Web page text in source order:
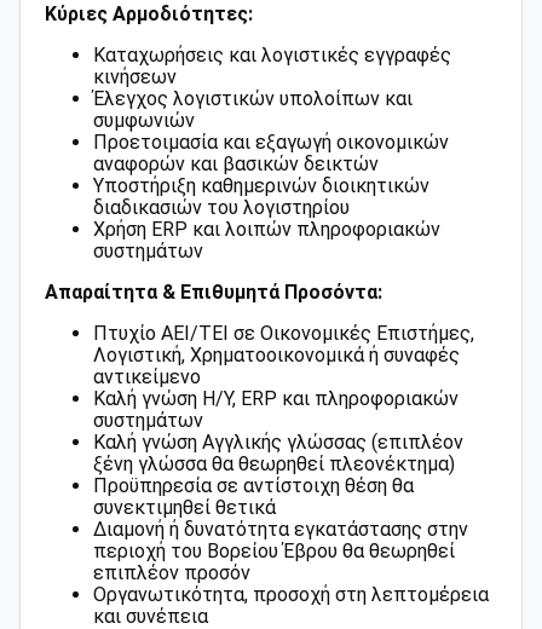
Κύριες Αρμοδιότητες:
Καταχωρήσεις και λογιστικές εγγραφές
κινήσεων
Έλεγχος λογιστικών υπολοίπων και
συμφωνιών
Προετοιμασία και εξαγωγή οικονομικών
αναφορών και βασικών δεικτών
Υποστήριξη καθημερινών διοικητικών
διαδικασιών του λογιστηρίου
Χρήση ERP και λοιπών πληροφοριακών
συστημάτων
Απαραίτητα & Επιθυμητά Προσόντα:
Πτυχίο ΑΕΙ/ΤΕΙ σε Οικονομικές Επιστήμες,
Λογιστική, Χρηματοοικονομικά ή συναφές
αντικείμενο
Καλή γνώση Η/Υ, ERP και πληροφοριακών
συστημάτων
Καλή γνώση Αγγλικής γλώσσας (επιπλέον
ξένη γλώσσα θα θεωρηθεί πλεονέκτημα)
Προϋπηρεσία σε αντίστοιχη θέση θα
συνεκτιμηθεί θετικά
Διαμονή ή δυνατότητα εγκατάστασης στην
περιοχή του Βορείου Έβρου θα θεωρηθεί
επιπλέον προσόν
Οργανωτικότητα, προσοχή στη λεπτομέρεια
και συνέπεια